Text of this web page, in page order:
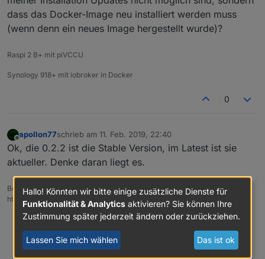
dass das Docker-Image neu installiert werden muss
(wenn denn ein neues Image hergestellt wurde)?
Raspi 2 B+ mit piVCCU
Synology 918+ mit iobroker in Docker
0
Offline
apollon77schrieb am 11. Feb. 2019, 22:40
zuletzt editiert von
Ok, die 0.2.2 ist die Stable Version, im Latest ist sie
aktueller. Denke daran liegt es.
Beitrag hat geholfen? Votet rechts unten im Beitrag :-)
https://paypal.me/Apollon77 / https://github.com/sponsors/Apollon77
Debug-Log für Instanz einschalten? Admin -> Instanzen ->
Expertenmodus -> Instanz aufklappen - Loglevel ändern
Logfiles auf Platte /opt/iobroker/log/… nutzen, Admin schneidet
Zeilen ab
Hallo! Könnten wir bitte einige zusätzliche Dienste für
Funktionalität & Analytics aktivieren? Sie können Ihre
Zustimmung später jederzeit ändern oder zurückziehen.
Lassen Sie mich wählen Das ist ok